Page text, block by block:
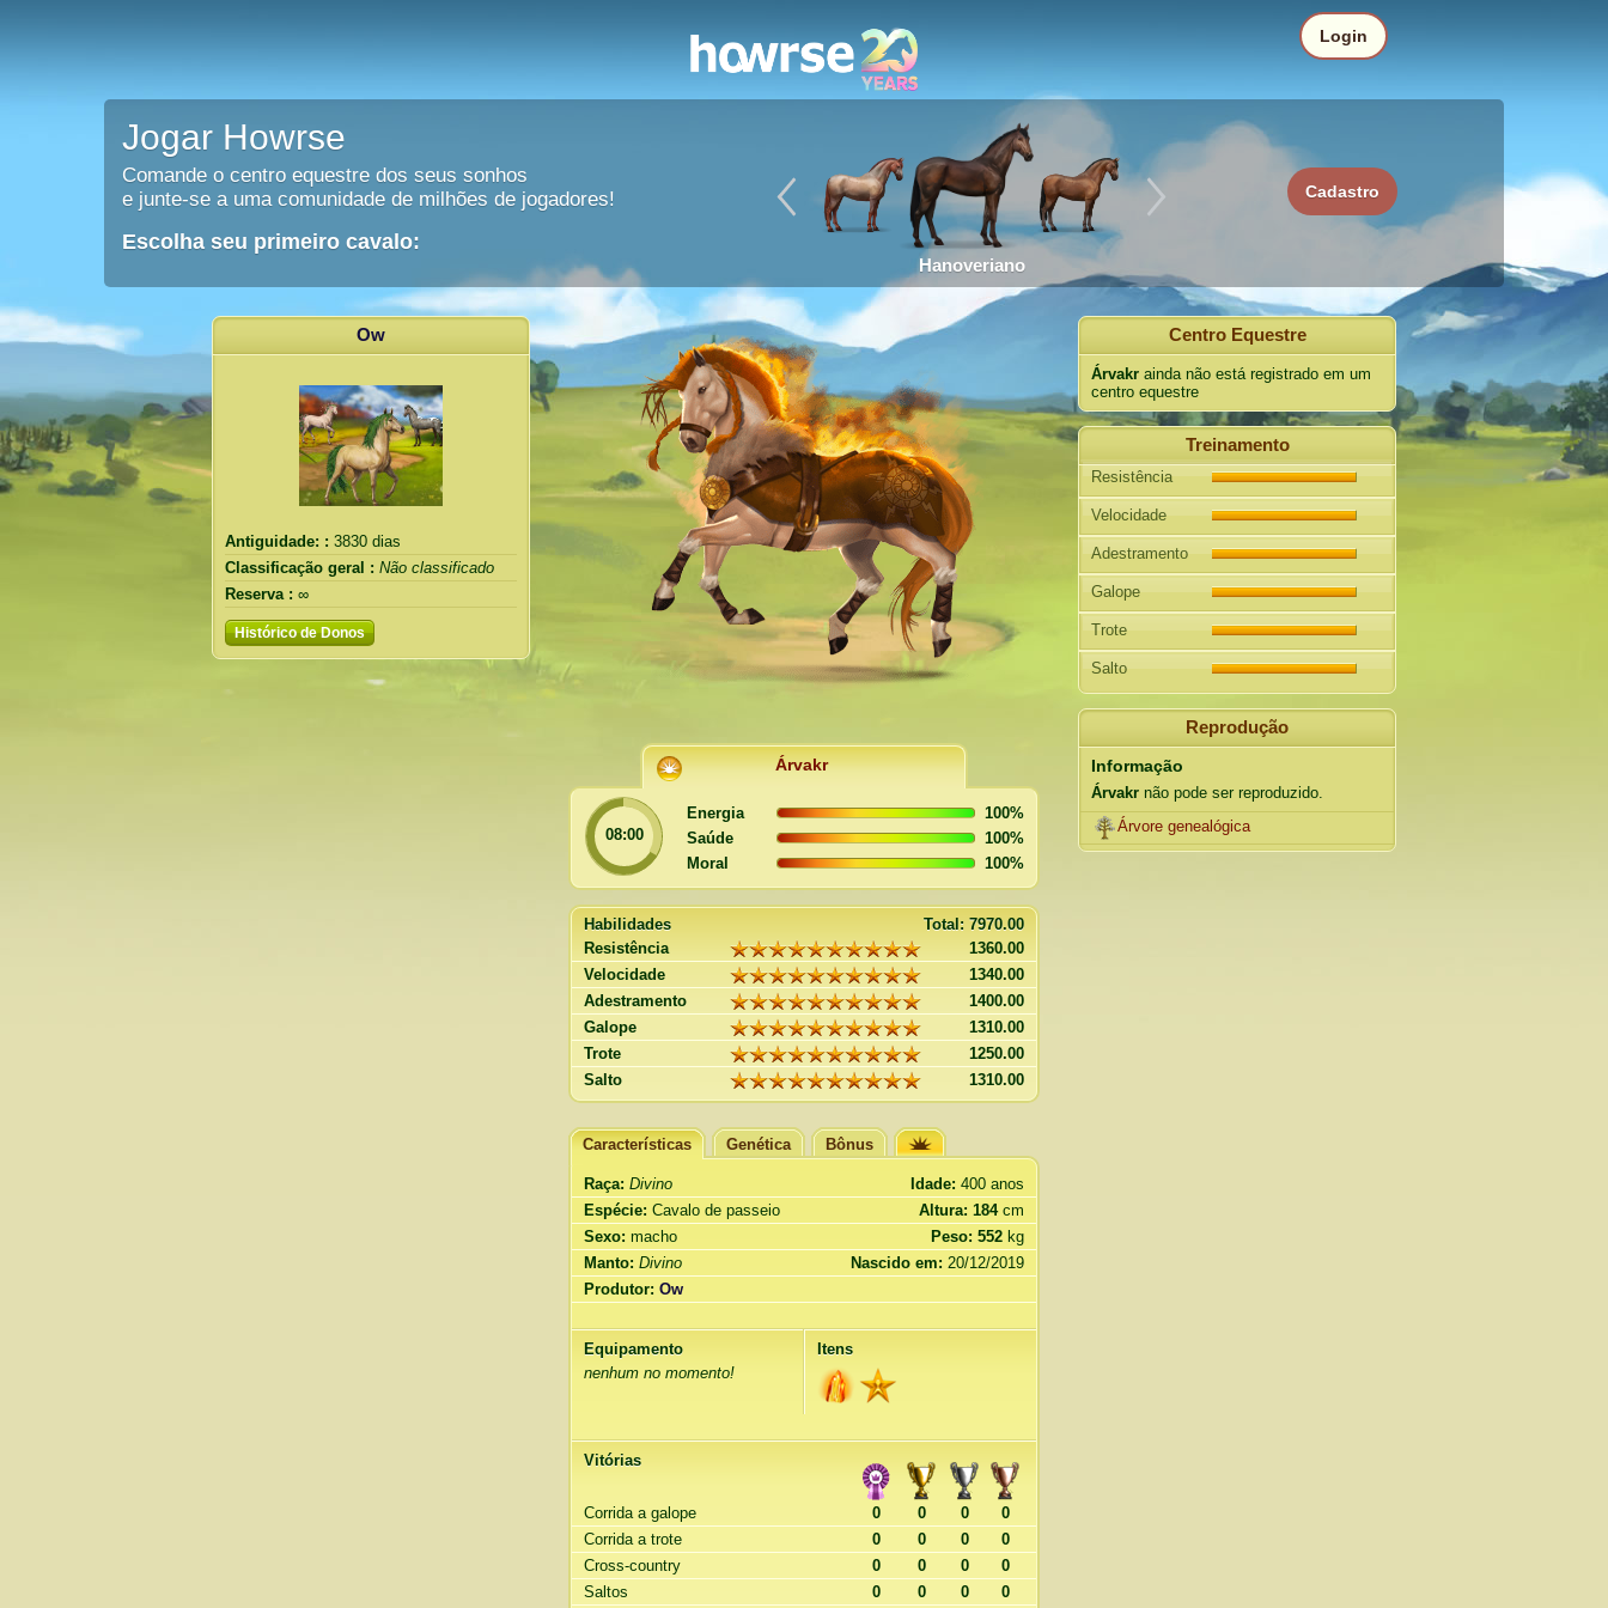
Jogar Howrse
Comande o centro equestre dos seus sonhos
e junte-se a uma comunidade de milhões de jogadores!
Escolha seu primeiro cavalo:
Hanoveriano
Cadastro
Login
Ow
Antiguidade: : 3830 dias
Classificação geral : Não classificado
Reserva : ∞
Histórico de Donos
Árvakr
08:00
Energia 100%
Saúde
100%
Moral
100%
Habilidades Total: 7970.00
Resistência
1360.00
Velocidade
1340.00
Adestramento
1400.00
Galope
1310.00
Trote
1250.00
Salto
1310.00
Características Genética Bônus
Raça: Divino Idade: 400 anos
Espécie: Cavalo de passeio Altura: 184cm
Sexo: macho Peso: 552 kg
Manto: Divino Nascido em: 20/12/2019
Produtor: Ow
Equipamento
nenhum no momento!
Itens
Vitórias
Corrida a galope 0 0 0
0
Corrida a trote
0 0 0
0
Cross-country
0 0 0
0
Saltos
0 0 0 0
Centro Equestre
Árvakr ainda não está registrado em um
centro equestre
Treinamento
Resistência
Velocidade
Adestramento
Galope
Trote
Salto
Reprodução
Informação
Árvakr não pode ser reproduzido.
Árvore genealógica